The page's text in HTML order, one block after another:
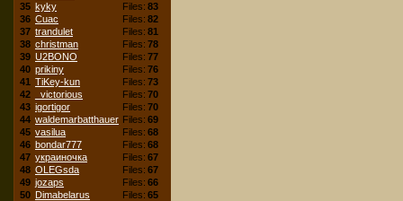
35 kyky Files: 83
36 Cuac Files: 82
37 trandulet Files: 81
38 christman Files: 78
39 U2BONO Files: 77
40 prikiny Files: 76
41 TiKey-kun Files: 73
42
_victorious Files: 70
43 igortigor Files: 70
44 waldemarbatthauer Files: 69
45 vasilua Files: 68
46 bondar777 Files: 68
47 украиночка Files: 67
48 OLEGsda Files: 67
49 jozaps Files: 66
50 Dimabelarus Files: 65